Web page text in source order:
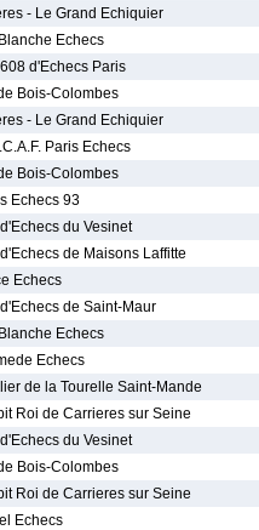
- Le Grand Echiquier
Echecs
d'Echecs Paris
Bois-Colombes
- Le Grand Echiquier
Paris Echecs
Bois-Colombes
Echecs 93
du Vesinet
de Maisons Laffitte
Echecs
de Saint-Maur
Echecs
Echecs
de la Tourelle Saint-Mande
Roi de Carrieres sur Seine
du Vesinet
Bois-Colombes
Roi de Carrieres sur Seine
Echecs